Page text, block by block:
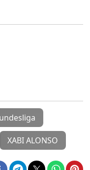
XABI ALONSO